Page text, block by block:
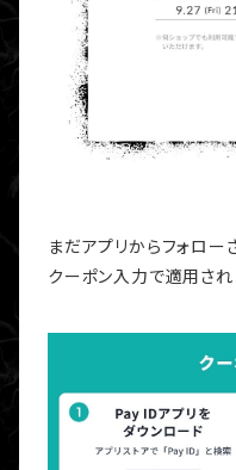
まだアプリからフォロ
クーポン入力で適用さ